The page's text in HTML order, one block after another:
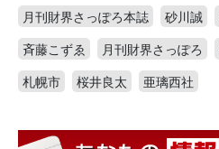
月刊財界さっぽろ本誌
砂川誠
斉藤こずゑ
月刊財界さっぽろ
札幌市
桜井良太 亜璃西社